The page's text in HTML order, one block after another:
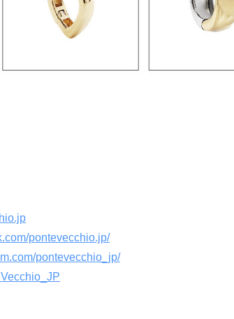
pontevecchio.jp/
pontevecchio_jp/